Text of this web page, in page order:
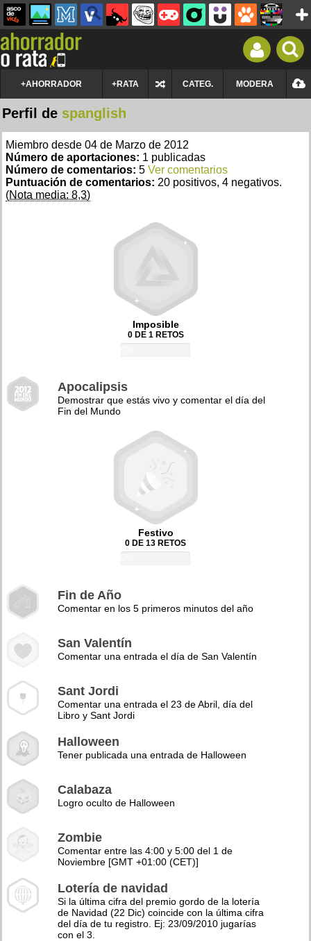
+AHORRADOR +RATA CATEG. MODERA
Perfil de spanglish
Miembro desde 04 de Marzo de 2012
Número de aportaciones: 1 publicadas
Número de comentarios: 5 Ver comentarios
Puntuación de comentarios: 20 positivos, 4 negativos.
(Nota media: 8,3)
Imposible
0 DE 1 RETOS
Apocalipsis
Demostrar que estás vivo y comentar el día del
Fin del Mundo
Festivo
0 DE 13 RETOS
Fin de Año
Comentar en los 5 primeros minutos del año
San Valentín
Comentar una entrada el día de San Valentín
Sant Jordi
Comentar una entrada el 23 de Abril, día del
Libro y Sant Jordi
Halloween
Tener publicada una entrada de Halloween
Calabaza
Logro oculto de Halloween
Zombie
Comentar entre las 4:00 y 5:00 del 1 de
Noviembre [GMT +01:00 (CET)]
Lotería de navidad
Si la última cifra del premio gordo de la lotería
de Navidad (22 Dic) coincide con la última cifra
del día de tu registro. Ej: 23/09/2010 jugarías
con el 3.